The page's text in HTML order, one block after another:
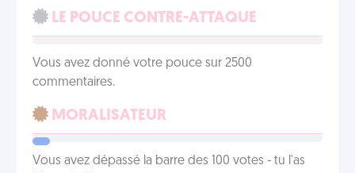
LE POUCE CONTRE-ATTAQUE
Vous avez donné votre pouce sur 2500
commentaires.
MORALISATEUR
Vous avez dépassé la barre des 100 votes - tu l'as